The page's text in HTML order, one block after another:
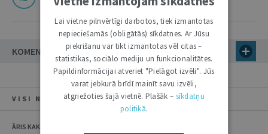
KOMENTĀRI
VISI NUMURA RAKSTI
ĀRIS KAKSTĀNS
Lai vietne pilnvērtīgi darbotos, tiek izmantotas
nepieciešamās (obligātās) sīkdatnes. Ar Jūsu
piekrišanu var tikt izmantotas vēl citas –
statistikas, sociālo mediju un funkcionalitātes.
Papildinformācijai atveriet "Pielāgot izvēli". Jūs
varat jebkurā brīdī mainīt savu izvēli,
atgriežoties šajā vietnē. Plašāk – sīkdatņu
politikā.